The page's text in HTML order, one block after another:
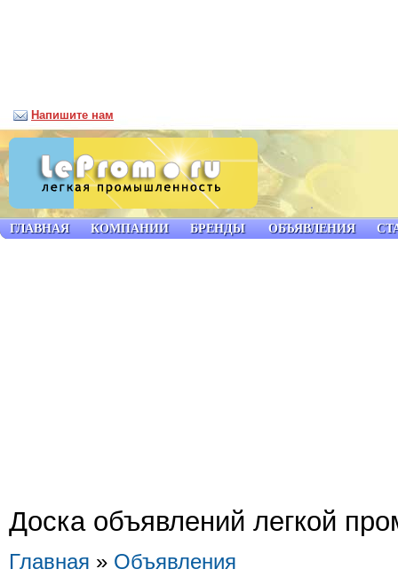
Доска объявлений легкой
Главная » Объявления
ГЛАВНАЯ КОМПАНИИ БРЕНДЫ ОБЪЯВЛЕНИЯ
Напишите нам